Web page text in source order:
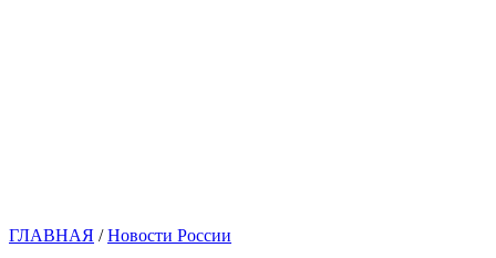
ГЛАВНАЯ /Новости России